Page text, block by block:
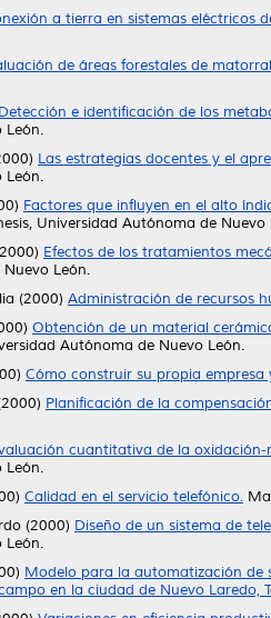
a tierra en sistemas eléctricos
de áreas forestales de
Detección e identificación de los
León.
Las estrategias docentes y el
León.
Factores que influyen en el alto
Universidad Autónoma de Nuevo
Efectos de los tratamientos
León.
(2000) Administración de recursos
Obtención de un material
Autónoma de Nuevo León.
Cómo construir su propia empresa
Planificación de la
cuantitativa de la
León.
Calidad en el servicio telefónico.
(2000) Diseño de un sistema de
León.
Modelo para la automatización de
en la ciudad de Nuevo Laredo,